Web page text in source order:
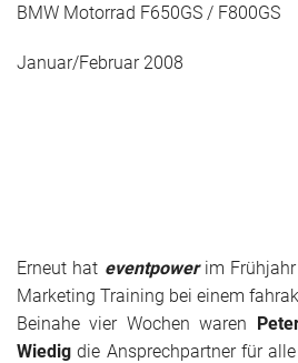
Historie + Gegenwart
Presse + Medien
BMW Motorrad F650GS / F800GS
Januar/Februar 2008
Erneut hat eventpowerim Frühjahr
Marketing Training bei einem
Beinahe vier Wochen waren
Wiedig die Ansprechpartner für